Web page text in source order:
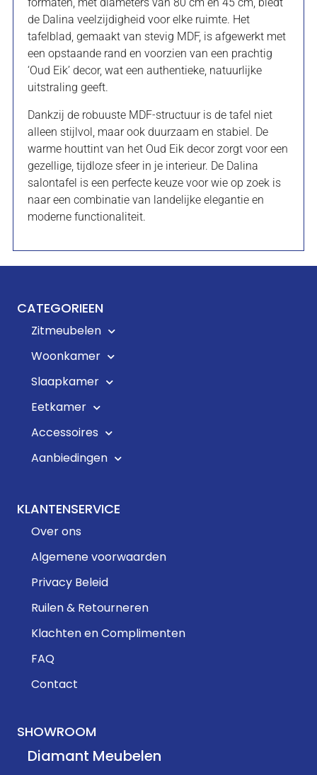
de Dalina veelzijdigheid voor elke ruimte. Het
tafelblad, gemaakt van stevig MDF, is afgewerkt met
een opstaande rand en voorzien van een prachtig
‘Oud Eik’ decor, wat een authentieke, natuurlijke
uitstraling geeft.
Dankzij de robuuste MDF-structuur is de tafel niet
alleen stijlvol, maar ook duurzaam en stabiel. De
warme houttint van het Oud Eik decor zorgt voor een
gezellige, tijdloze sfeer in je interieur. De Dalina
salontafel is een perfecte keuze voor wie op zoek is
naar een combinatie van landelijke elegantie en
moderne functionaliteit.
CATEGORIEEN
Zitmeubelen
Woonkamer
Slaapkamer
Eetkamer
Accessoires
Aanbiedingen
KLANTENSERVICE
Over ons
Algemene voorwaarden
Privacy Beleid
Ruilen & Retourneren
Klachten en Complimenten
FAQ
Contact
SHOWROOM
Diamant Meubelen